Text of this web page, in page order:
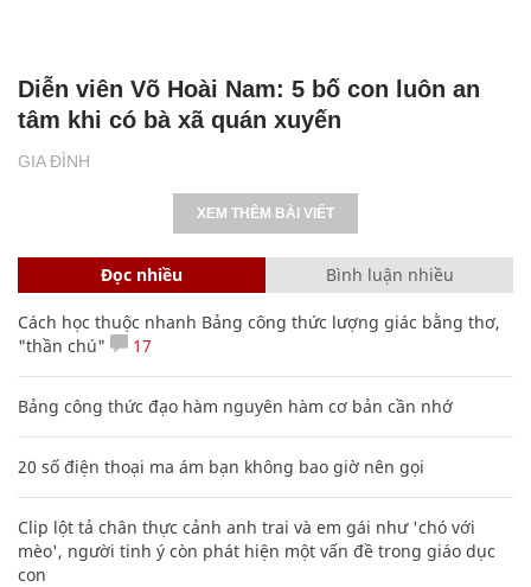
GIA ĐÌNH
Diễn viên Võ Hoài Nam: 5 bố con luôn an
tâm khi có bà xã quán xuyến
XEM THÊM BÀI VIẾT
Đọc nhiều Bình luận nhiều
Cách học thuộc nhanh Bảng công thức lượng giác bằng thơ,
"thần chú"
17
Bảng công thức đạo hàm nguyên hàm cơ bản cần nhớ
20 số điện thoại ma ám bạn không bao giờ nên gọi
Clip lột tả chân thực cảnh anh trai và em gái như 'chó với
mèo', người tinh ý còn phát hiện một vấn đề trong giáo dục
con